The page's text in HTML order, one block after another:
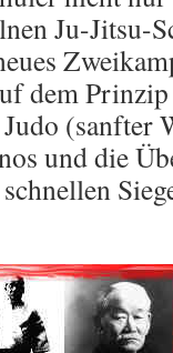
Ju-Jitsu-
dem Prinzip
(sanfter
und die